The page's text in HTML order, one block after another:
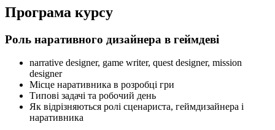
Програма курсу
Роль наративного дизайнера в геймдеві
narrative designer, game writer, quest designer, mission
designer
Місце наративника в розробці гри
Типові задачі та робочий день
Як відрізняються ролі сценариста, геймдизайнера і
наративника